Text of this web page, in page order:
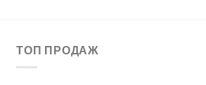
ТОП ПРОДАЖ